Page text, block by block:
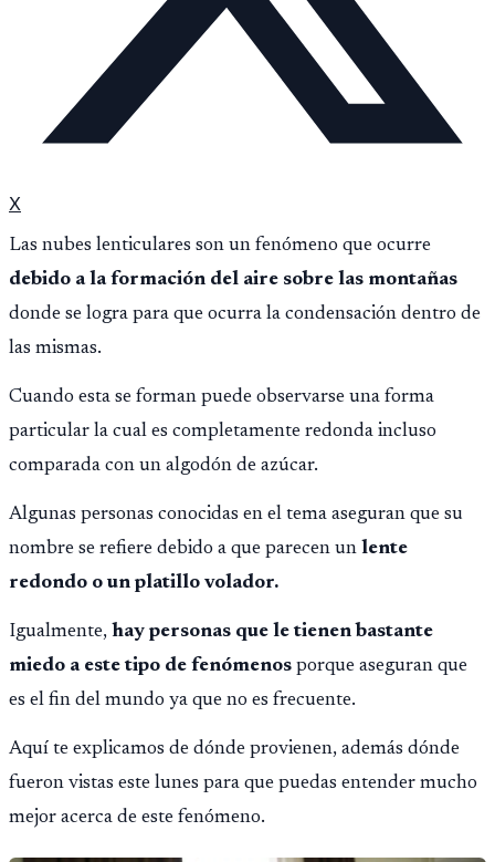
X
Las nubes lenticulares son un fenómeno que ocurre
debido a la formación del aire sobre las montañas
donde se logra para que ocurra la condensación dentro de
las mismas.
Cuando esta se forman puede observarse una forma
particular la cual es completamente redonda incluso
comparada con un algodón de azúcar.
Algunas personas conocidas en el tema aseguran que su
nombre se refiere debido a que parecen un lente
redondo o un platillo volador.
Igualmente, hay personas que le tienen bastante
miedo a este tipo de fenómenos porque aseguran que
es el fin del mundo ya que no es frecuente.
Aquí te explicamos de dónde provienen, además dónde
fueron vistas este lunes para que puedas entender mucho
mejor acerca de este fenómeno.